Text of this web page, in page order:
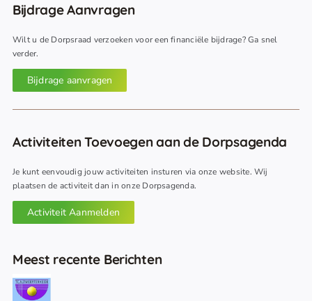
Bijdrage Aanvragen
Wilt u de Dorpsraad verzoeken voor een financiële bijdrage? Ga snel
verder.
Bijdrage aanvragen
Activiteiten Toevoegen aan de Dorpsagenda
Je kunt eenvoudig jouw activiteiten insturen via onze website. Wij
plaatsen de activiteit dan in onze Dorpsagenda.
Activiteit Aanmelden
Meest recente Berichten